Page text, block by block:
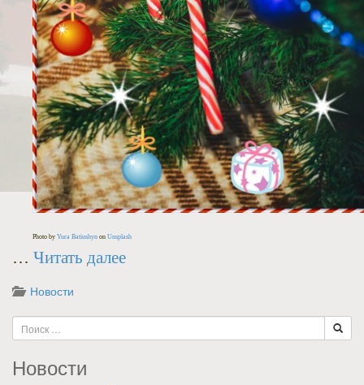
Photo by Yura Batiushyn on Unsplash
… Читать далее
Новости
Новости